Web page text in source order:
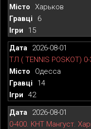
Харьков
6
15
2026-08-01
ТЛ ( TENNIS POSKOT)
Одесса
14
42
2026-08-01
0-400. КНТ Мангуст.